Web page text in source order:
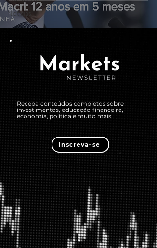
Notícias
Receba conteúdos completos sobre
investimentos, educação financeira,
economia, política e muito mais
Inscreva-se